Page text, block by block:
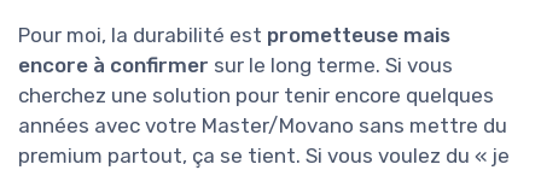
Pour moi, la durabilité est prometteuse mais
encore à confirmer sur le long terme. Si vous
cherchez une solution pour tenir encore quelques
années avec votre Master/Movano sans mettre du
premium partout, ça se tient. Si vous voulez du « je